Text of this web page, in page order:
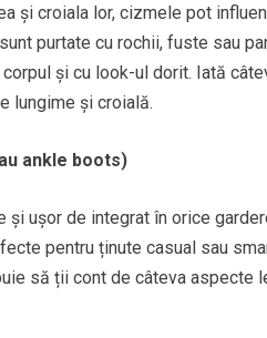
și croiala lor, cizmele pot
purtate cu rochii, fuste sau
și cu look-ul dorit. Iată
lungime și croială.
ankle boots)
ușor de integrat în orice
pentru ținute casual sau
să ții cont de câteva aspecte